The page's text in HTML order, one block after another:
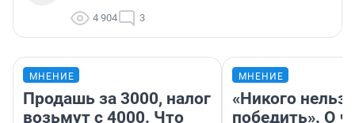
4 904 3
МНЕНИЕ
Продашь за 3000, налог
возьмут с 4000. Что
МНЕНИЕ
«Никого нельзя
победить». О